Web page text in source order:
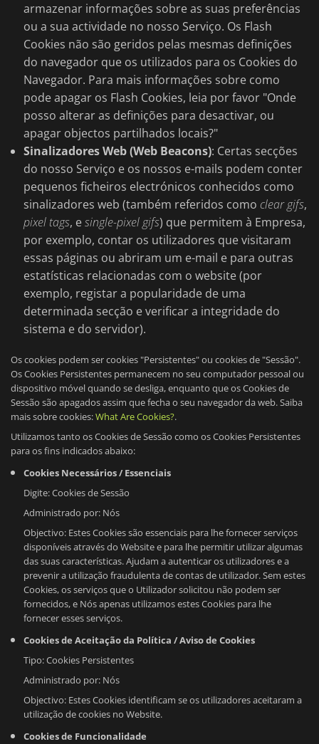
armazenar informações sobre as suas preferências
ou a sua actividade no nosso Serviço. Os Flash
Cookies não são geridos pelas mesmas definições
do navegador que os utilizados para os Cookies do
Navegador. Para mais informações sobre como
pode apagar os Flash Cookies, leia por favor "Onde
posso alterar as definições para desactivar, ou
apagar objectos partilhados locais?"
Sinalizadores Web (Web Beacons): Certas secções
do nosso Serviço e os nossos e-mails podem conter
pequenos ficheiros electrónicos conhecidos como
sinalizadores web (também referidos como clear gifs,
pixel tags, esingle-pixel gifs) que permitem à Empresa,
por exemplo, contar os utilizadores que visitaram
essas páginas ou abriram um e-mail e para outras
estatísticas relacionadas com o website (por
exemplo, registar a popularidade de uma
determinada secção e verificar a integridade do
sistema e do servidor).
Os cookies podem ser cookies "Persistentes" ou cookies de "Sessão".
Os Cookies Persistentes permanecem no seu computador pessoal ou
dispositivo móvel quando se desliga, enquanto que os Cookies de
Sessão são apagados assim que fecha o seu navegador da web. Saiba
mais sobre cookies:What Are Cookies?.
Utilizamos tanto os Cookies de Sessão como os Cookies Persistentes
para os fins indicados abaixo:
Cookies Necessários / Essenciais
Digite: Cookies de Sessão
Administrado por: Nós
Objectivo: Estes Cookies são essenciais para lhe fornecer serviços
disponíveis através do Website e para lhe permitir utilizar algumas
das suas características. Ajudam a autenticar os utilizadores e a
prevenir a utilização fraudulenta de contas de utilizador. Sem estes
Cookies, os serviços que o Utilizador solicitou não podem ser
fornecidos, e Nós apenas utilizamos estes Cookies para lhe
fornecer esses serviços.
Cookies de Aceitação da Política / Aviso de Cookies
Tipo: Cookies Persistentes
Administrado por: Nós
Objectivo: Estes Cookies identificam se os utilizadores aceitaram a
utilização de cookies no Website.
Cookies de Funcionalidade